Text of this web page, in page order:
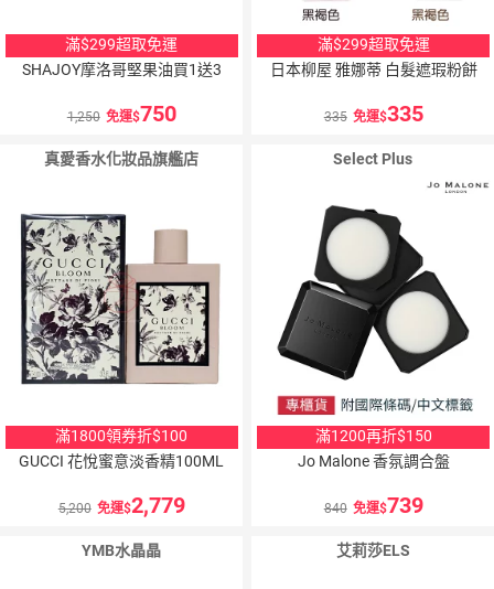
滿$299超取免運
SHAJOY摩洛哥堅果油買1送3
1,250 免運 750
滿$299超取免運
日本柳屋 雅娜蒂 白髮遮瑕粉餅
335 免運 335
真愛香水化妝品旗艦店
滿1800領券折$100
GUCCI 花悅蜜意淡香精100ML
5,200 免運 2,779
Select Plus
滿1200再折$150
Jo Malone 香氛調合盤
840 免運 739
YMB水晶晶 艾莉莎ELS